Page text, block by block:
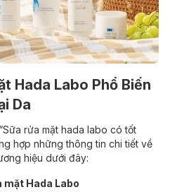
Hada Labo Phổ Biến
Da
rửa mặt hada labo có tốt
hợp những thông tin chi tiết về
hiệu dưới đây:
mặt Hada Labo